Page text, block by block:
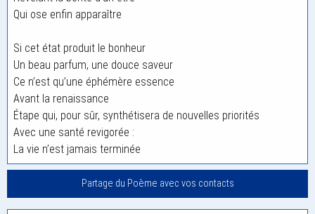
Qui ose enfin apparaître
Si cet état produit le bonheur
Un beau parfum, une douce saveur
Ce n’est qu’une éphémère essence
Avant la renaissance
Étape qui, pour sûr, synthétisera de nouvelles priorités
Avec une santé revigorée :
La vie n’est jamais terminée
Partage du Poème avec vos contacts